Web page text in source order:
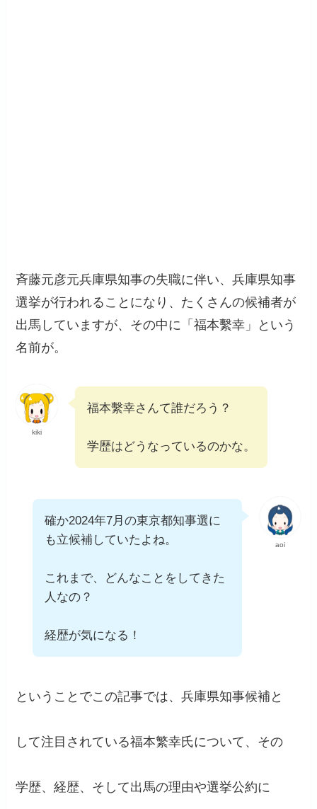
斉藤元彦元兵庫県知事の失職に伴い、兵庫県知事
選挙が行われることになり、たくさんの候補者が
出馬していますが、その中に「福本繫幸」という
名前が。
kiki
福本繫幸さんて誰だろう？
学歴はどうなっているのかな。
aoi
確か2024年7月の東京都知事選に
も立候補していたよね。
これまで、どんなことをしてきた
人なの？
経歴が気になる！
ということでこの記事では、兵庫県知事候補と
して注目されている福本繁幸氏について、その
学歴、経歴、そして出馬の理由や選挙公約に